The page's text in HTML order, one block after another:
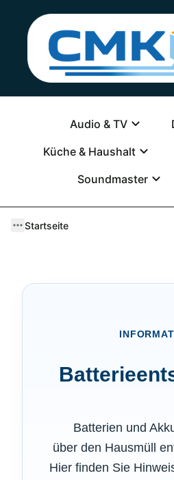
Audio & TV
Küche & Haushalt
Soundmaster
Startseite
über den Hausmüll
Hier finden Sie